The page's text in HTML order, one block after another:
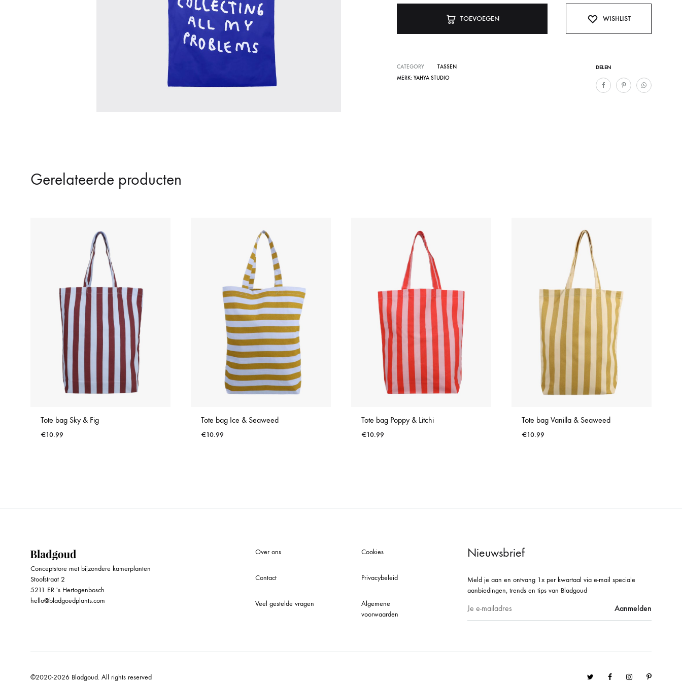
Wanddecoratie
TOEVOEGEN WISHLIST
DELEN
CATEGORY
TASSEN
MERK: YAHYA STUDIO
Gerelateerde producten
Tote bag Sky & Fig
€10.99
Tote bag Ice & Seaweed
€10.99
Tote bag Poppy & Litchi
€10.99
Tote bag Vanilla & Seaweed
€10.99
Conceptstore met bijzondere kamerplanten
Stoofstraat 2
5211 ER 's Hertogenbosch
hello@bladgoudplants.com
Over ons
Contact
Veel gestelde vragen
Cookies
Privacybeleid
Algemene
voorwaarden
Nieuwsbrief
Meld je aan en ontvang 1x per kwartaal via e-mail speciale
aanbiedingen, trends en tips van Bladgoud
©2020-2026 Bladgoud. All rights reserved TwitterFacebookInstagramPinterest